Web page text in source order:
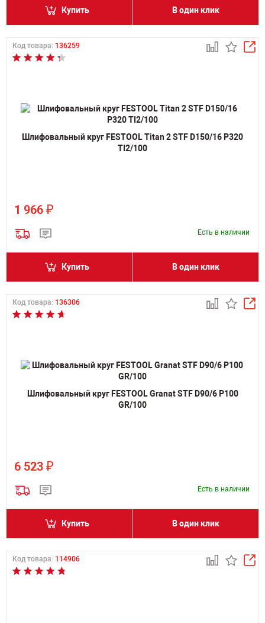
Купить В один клик
Код товара: 136259
Шлифовальный круг FESTOOL Titan 2 STF D150/16 P320
TI2/100
1 966 ₽
Есть в наличии
Купить В один клик
Код товара: 136306
Шлифовальный круг FESTOOL Granat STF D90/6 P100
GR/100
6 523 ₽
Есть в наличии
Купить В один клик
Код товара: 114906